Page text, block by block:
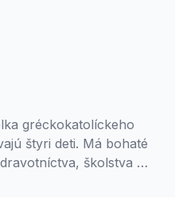
gréckokatolíckeho
štyri deti. Má bohaté
školstva aj